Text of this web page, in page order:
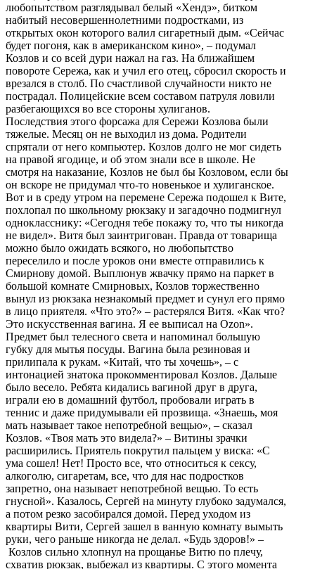
любопытством разглядывал белый «Хендэ», битком
набитый несовершеннолетними подростками, из
открытых окон которого валил сигаретный дым. «Сейчас
будет погоня, как в американском кино», – подумал
Козлов и со всей дури нажал на газ. На ближайшем
повороте Сережа, как и учил его отец, сбросил скорость и
врезался в столб. По счастливой случайности никто не
пострадал. Полицейские всем составом патруля ловили
разбегающихся во все стороны хулиганов.
Последствия этого форсажа для Сережи Козлова были
тяжелые. Месяц он не выходил из дома. Родители
спрятали от него компьютер. Козлов долго не мог сидеть
на правой ягодице, и об этом знали все в школе. Не
смотря на наказание, Козлов не был бы Козловом, если бы
он вскоре не придумал что-то новенькое и хулиганское.
Вот и в среду утром на перемене Сережа подошел к Вите,
похлопал по школьному рюкзаку и загадочно подмигнул
однокласснику: «Сегодня тебе покажу то, что ты никогда
не видел». Витя был заинтригован. Правда от товарища
можно было ожидать всякого, но любопытство
переселило и после уроков они вместе отправились к
Смирнову домой. Выплюнув жвачку прямо на паркет в
большой комнате Смирновых, Козлов торжественно
вынул из рюкзака незнакомый предмет и сунул его прямо
в лицо приятеля. «Что это?» – растерялся Витя. «Как что?
Это искусственная вагина. Я ее выписал на Ozon».
Предмет был телесного света и напоминал большую
губку для мытья посуды. Вагина была резиновая и
прилипала к рукам. «Китай, что ты хочешь», – с
интонацией знатока прокомментировал Козлов. Дальше
было весело. Ребята кидались вагиной друг в друга,
играли ею в домашний футбол, пробовали играть в
теннис и даже придумывали ей прозвища. «Знаешь, моя
мать называет такое непотребной вещью», – сказал
Козлов. «Твоя мать это видела?» – Витины зрачки
расширились. Приятель покрутил пальцем у виска: «С
ума сошел! Нет! Просто все, что относиться к сексу,
алкоголю, сигаретам, все, что для нас подростков
запретно, она называет непотребной вещью. То есть
гнусной». Казалось, Сергей на минуту глубоко задумался,
а потом резко засобирался домой. Перед уходом из
квартиры Вити, Сергей зашел в ванную комнату вымыть
руки, чего раньше никогда не делал. «Будь здоров!» –
Козлов сильно хлопнул на прощанье Витю по плечу,
схватив рюкзак, выбежал из квартиры. С этого момента